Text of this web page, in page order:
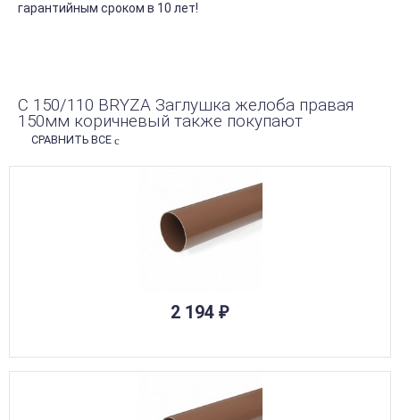
гарантийным сроком в 10 лет!
С 150/110 BRYZA Заглушка желоба правая
150мм коричневый также покупают
СРАВНИТЬ ВСЕ
2 194 ₽